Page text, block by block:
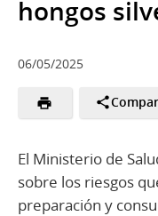
hongos
06/05/2025
El Ministerio de
sobre los riesgos
preparación y